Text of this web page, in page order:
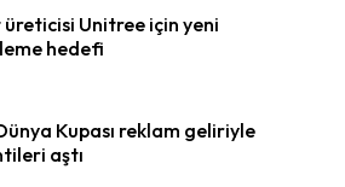
Unitree için yeni
hedefi
Kupası reklam geliriyle
aştı